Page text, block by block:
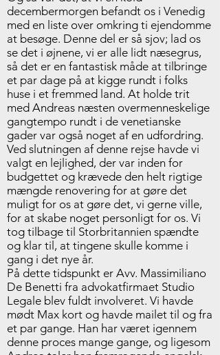
decembermorgen befandt os i Venedig
med en liste over omkring ti ejendomme
at besøge. Denne del er så sjov; lad os
se det i øjnene, vi er alle lidt næsegrus,
så det er en fantastisk måde at tilbringe
et par dage på at kigge rundt i folks
huse i et fremmed land. At holde trit
med Andreas næsten overmenneskelige
gangtempo rundt i de venetianske
gader var også noget af en udfordring.
Ved slutningen af denne rejse havde vi
valgt en lejlighed, der var inden for
budgettet og krævede den helt rigtige
mængde renovering for at gøre det
muligt for os at gøre det, vi gerne ville,
for at skabe noget personligt for os. Vi
tog tilbage til Storbritannien spændte
og klar til, at tingene skulle komme i
gang i det nye år.
På dette tidspunkt er Avv. Massimiliano
De Benetti fra advokatfirmaet Studio
Legale blev fuldt involveret. Vi havde
mødt Max kort og havde mailet til og fra
et par gange. Han har været igennem
denne proces mange gange, og ligesom